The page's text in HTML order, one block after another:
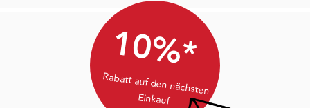
10%*
Rabatt auf den nächsten
Einkauf